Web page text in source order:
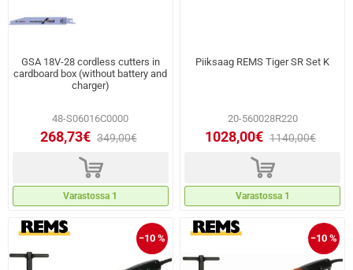
GSA 18V-28 cordless cutters in
cardboard box (without battery and
charger)
48-S06016C0000
268,73€ 349,00€
d
Varastossa 1
Piiksaag REMS Tiger SR Set K
20-560028R220
1028,00€ 1140,00€
d
Varastossa 1
−10 % −10 %